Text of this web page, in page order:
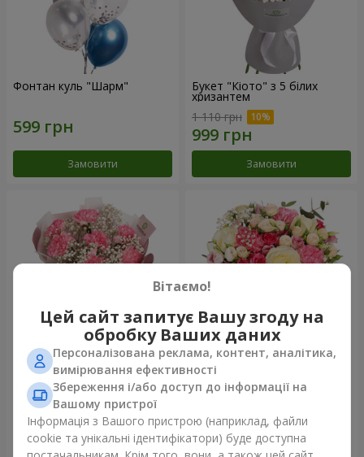
Фонтан куль "Шарм"
Замовити
Букет "Кіото" з 5 білих
хризантем
1 110 грн
Замовити
Букет "Королева
Карибського моря"
1 374 грн
Замовити
Квіти в коробці "Помпадур"
Замовити
Вітаємо!
Цей сайт запитує Вашу згоду на
обробку Ваших даних
Персоналізована реклама, контент, аналітика,
вимірювання ефективності
Збереження і/або доступ до інформації на
Вашому пристрої
Інформація з Вашого пристрою (наприклад, файли
cookie та унікальні ідентифікатори) буде доступна